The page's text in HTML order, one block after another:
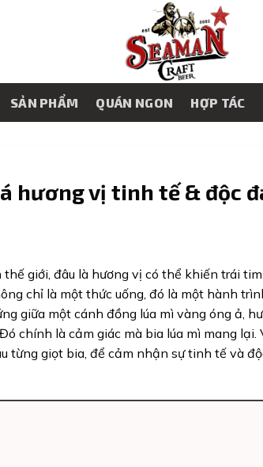
SẢN PHẨM QUÁN NGON HỢP TÁC
hương vị tinh tế & độc
giới, đâu là hương vị có thể khiến trái
chỉ là một thức uống, đó là một hành
giữa một cánh đồng lúa mì vàng óng ả,
chính là cảm giác mà bia lúa mì mang lại.
từng giọt bia, để cảm nhận sự tinh tế và